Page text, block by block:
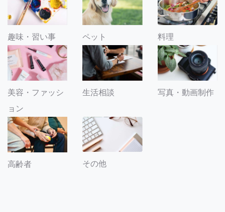
趣味・習い事 ペット 料理
美容・ファッシ
ョン
生活相談 写真・動画制作
高齢者 その他